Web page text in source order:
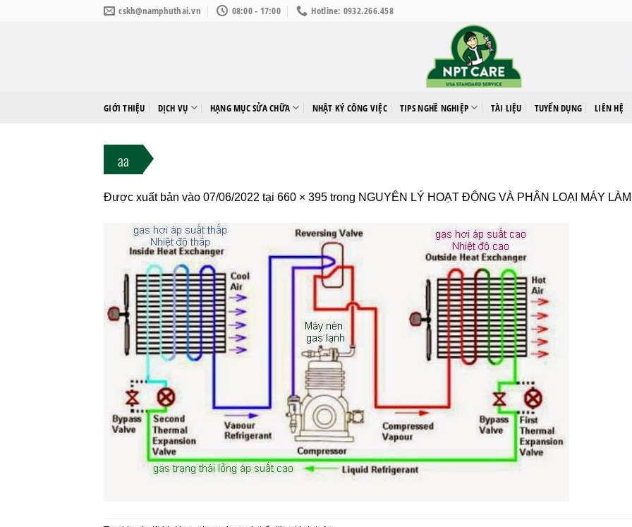
cskh@namphuthai.vn 08:00 - 17:00 Hotline: 0932.266.458
GIỚI THIỆU DỊCH VỤ HẠNG MỤC SỬA CHỮA NHẬT KÝ CÔNG VIỆC TIPS NGHỀ NGHIỆP TÀI LIỆU TUYỂN DỤNG LIÊN HỆ
aa
Được xuất bản vào 07/06/2022 tại 660 × 395 trong NGUYÊN LÝ HOẠT ĐỘNG VÀ PHÂN LOẠI MÁY